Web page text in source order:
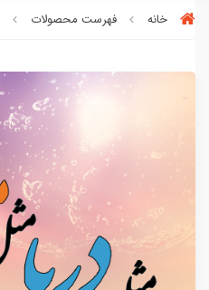
خانه فهرست محصولات